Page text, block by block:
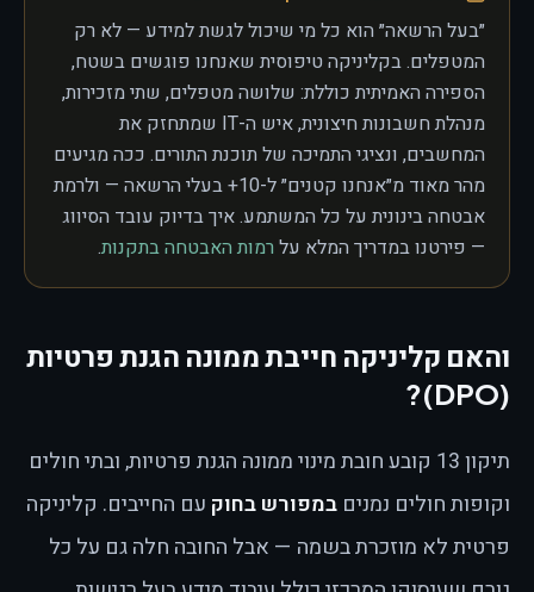
״בעל הרשאה״ הוא כל מי שיכול לגשת למידע — לא רק
המטפלים. בקליניקה טיפוסית שאנחנו פוגשים בשטח,
הספירה האמיתית כוללת: שלושה מטפלים, שתי מזכירות,
מנהלת חשבונות חיצונית, איש ה-IT שמתחזק את
המחשבים, ונציגי התמיכה של תוכנת התורים. ככה מגיעים
מהר מאוד מ״אנחנו קטנים״ ל-10+ בעלי הרשאה — ולרמת
אבטחה בינונית על כל המשתמע. איך בדיוק עובד הסיווג
— פירטנו במדריך המלא על רמות האבטחה בתקנות.
והאם קליניקה חייבת ממונה הגנת פרטיות
(DPO)?
תיקון 13 קובע חובת מינוי ממונה הגנת פרטיות, ובתי חולים
וקופות חולים נמנים במפורש בחוק עם החייבים. קליניקה
פרטית לא מוזכרת בשמה — אבל החובה חלה גם על כל